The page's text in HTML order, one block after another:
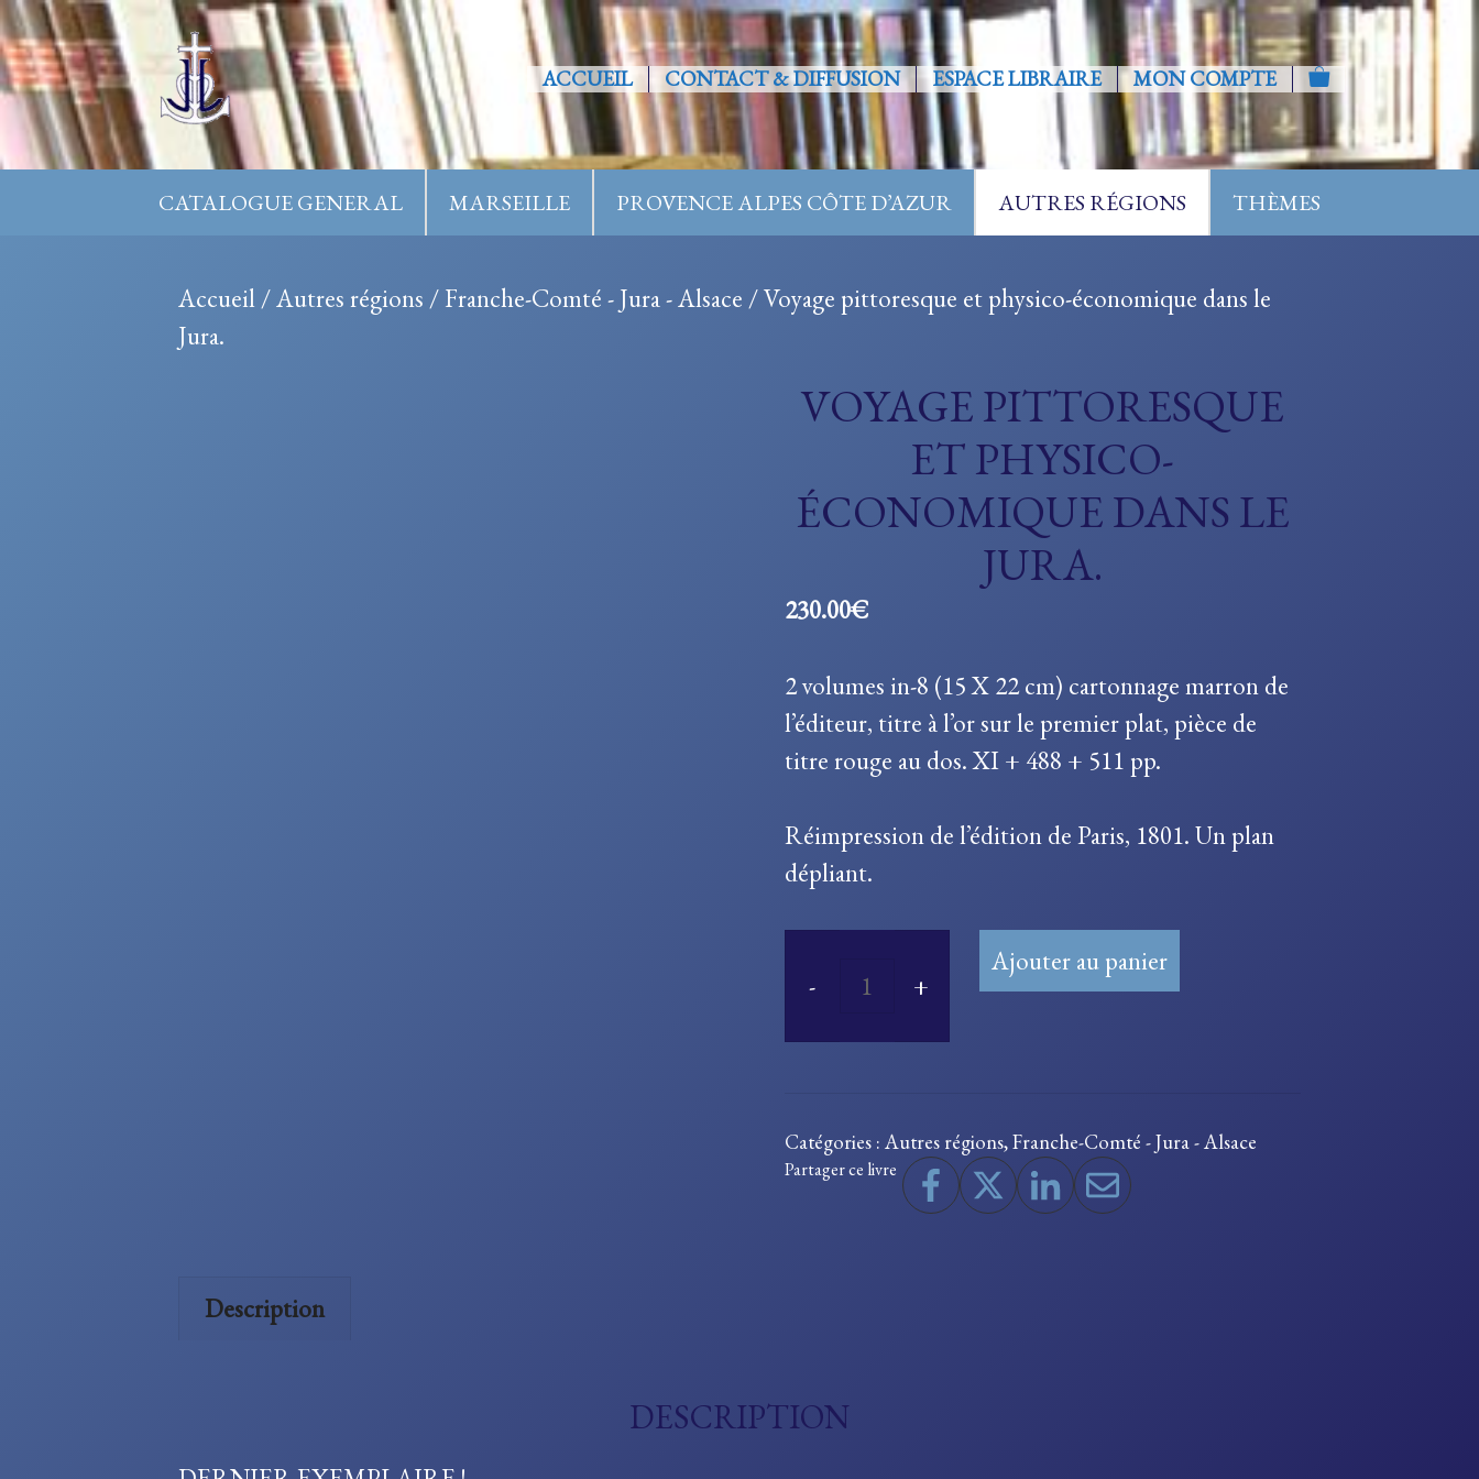
Aller
au
contenu
ACCUEIL CONTACT & DIFFUSION ESPACE LIBRAIRE MON COMPTE
CATALOGUE GENERAL MARSEILLE PROVENCE ALPES CÔTE D’AZUR AUTRES RÉGIONS THÈMES
Accueil/Autres régions / Franche-Comté - Jura - Alsace / Voyage pittoresque et physico-économique dans le
Jura.
VOYAGE PITTORESQUE
ET PHYSICO-
ÉCONOMIQUE DANS LE
JURA.
230.00€
2 volumes in-8 (15 X 22 cm) cartonnage marron de
l’éditeur, titre à l’or sur le premier plat, pièce de
titre rouge au dos. XI + 488 + 511 pp.
Réimpression de l’édition de Paris, 1801. Un plan
dépliant.
quantité
de
et
physico-
Ajouter au panier
Catégories : Autres régions,Franche-Comté - Jura - Alsace
Partager ce livre
Description
DESCRIPTION